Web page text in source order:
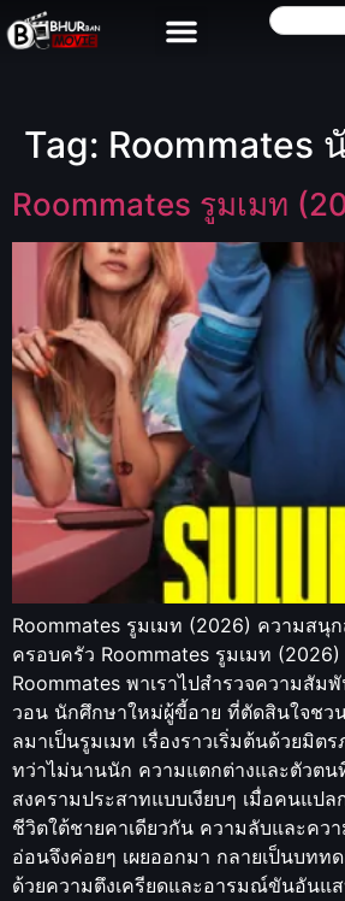
Tag: Roommates
Roommates รูมเมท
Roommates รูมเมท (2026) ความสนุ
ครอบครัว Roommates รูมเมท (2026)
Roommates พาเราไปสำรวจความสัม
วอน นักศึกษาใหม่ผู้ขี้อาย ที่ตัดสินใจชว
ลมาเป็นรูมเมท เรื่องราวเริ่มต้นด้วยมิต
ทว่าไม่นานนัก ความแตกต่างและตัวตน
สงครามประสาทแบบเงียบๆ เมื่อคนแป
ชีวิตใต้ชายคาเดียวกัน ความลับและคว
อ่อนจึงค่อยๆ เผยออกมา กลายเป็นบทท
ด้วยความตึงเครียดและอารมณ์ขันอันแ